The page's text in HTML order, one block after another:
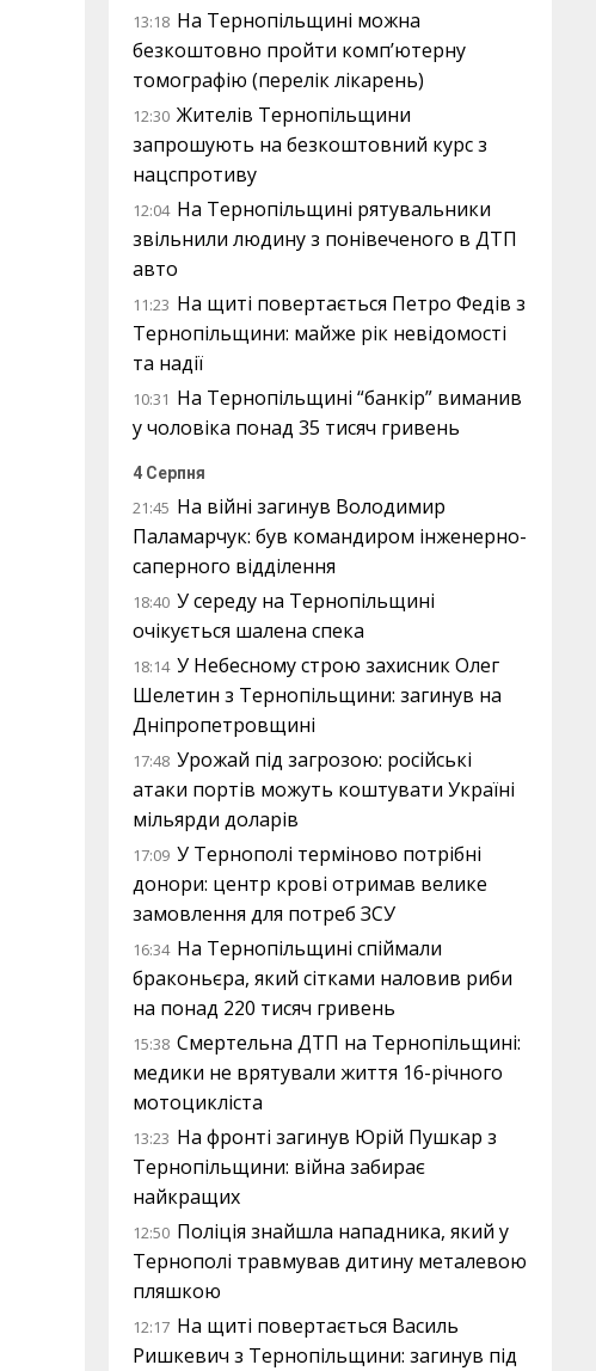
13:18 На Тернопільщині можна
безкоштовно пройти комп’ютерну
томографію (перелік лікарень)
12:30 Жителів Тернопільщини
запрошують на безкоштовний курс з
нацспротиву
12:04 На Тернопільщині рятувальники
звільнили людину з понівеченого в ДТП
авто
11:23 На щиті повертається Петро Федів з
Тернопільщини: майже рік невідомості
та надії
10:31 На Тернопільщині “банкір” виманив
у чоловіка понад 35 тисяч гривень
4 Серпня
21:45 На війні загинув Володимир
Паламарчук: був командиром інженерно-
саперного відділення
18:40 У середу на Тернопільщині
очікується шалена спека
18:14 У Небесному строю захисник Олег
Шелетин з Тернопільщини: загинув на
Дніпропетровщині
17:48 Урожай під загрозою: російські
атаки портів можуть коштувати Україні
мільярди доларів
17:09 У Тернополі терміново потрібні
донори: центр крові отримав велике
замовлення для потреб ЗСУ
16:34 На Тернопільщині спіймали
браконьєра, який сітками наловив риби
на понад 220 тисяч гривень
15:38 Смертельна ДТП на Тернопільщині:
медики не врятували життя 16-річного
мотоцикліста
13:23 На фронті загинув Юрій Пушкар з
Тернопільщини: війна забирає
найкращих
12:50 Поліція знайшла нападника, який у
Тернополі травмував дитину металевою
пляшкою
12:17 На щиті повертається Василь
Ришкевич з Тернопільщини: загинув під